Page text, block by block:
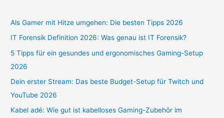
Als Gamer mit Hitze umgehen: Die besten Tipps 2026
IT Forensik Definition 2026: Was genau ist IT Forensik?
5 Tipps für ein gesundes und ergonomisches Gaming-Setup
2026
Dein erster Stream: Das beste Budget-Setup für Twitch und
YouTube 2026
Kabel adé: Wie gut ist kabelloses Gaming-Zubehör im